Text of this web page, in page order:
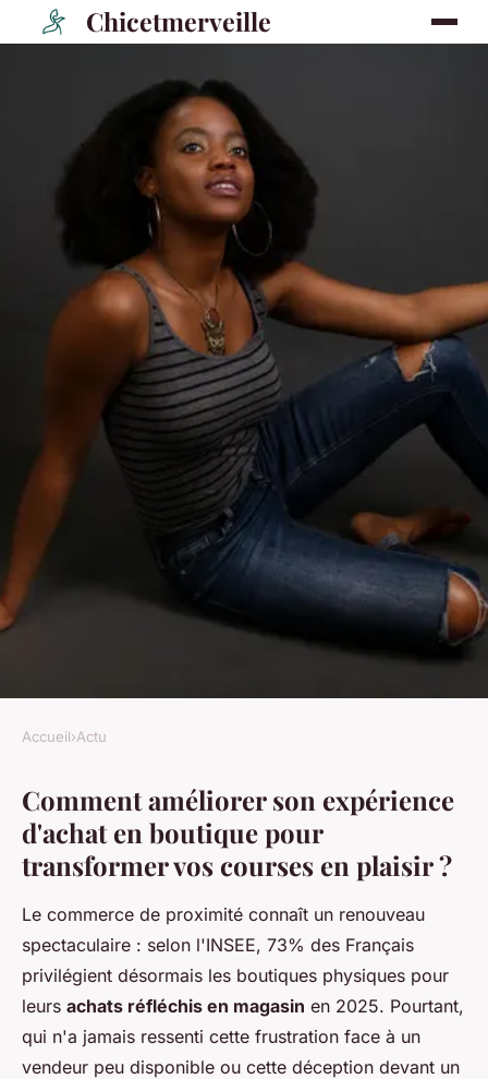
Chicetmerveille
Découvrez notre guide
pratique pour réussir vos
achats en magasin physique
dès aujourd'hui
Accueil›Actu
Comment améliorer son expérience
d'achat en boutique pour
transformer vos courses en plaisir ?
Le commerce de proximité connaît un renouveau
spectaculaire : selon l'INSEE, 73% des Français
privilégient désormais les boutiques physiques pour
leurs achats réfléchis en magasin en 2025. Pourtant,
qui n'a jamais ressenti cette frustration face à un
vendeur peu disponible ou cette déception devant un